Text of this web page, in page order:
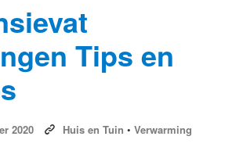
Tips en
2020 Huis en Tuin •Verwarming